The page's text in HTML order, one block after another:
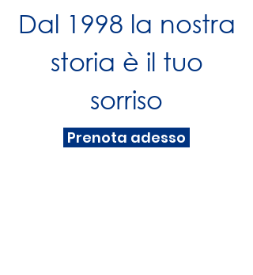
Dal 1998 la nostra
storia è il tuo
sorriso
Prenota adesso